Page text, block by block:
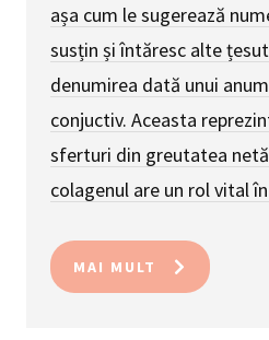
așa cum le sugerează
susțin și întăresc alte
denumirea dată unui
conjuctiv. Aceasta
sferturi din greutatea
colagenul are un rol vital
MAI MULT